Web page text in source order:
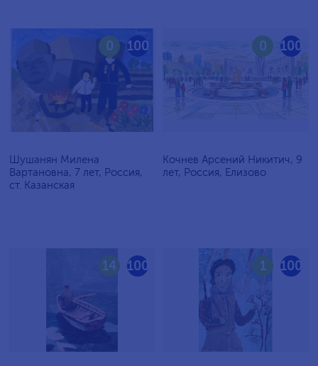
100
0
Шушанян Милена
Вартановна, 7 лет, Россия,
ст. Казанская
100
0
Кочнев Арсений Никитич, 9
лет, Россия, Елизово
100
14 100
1